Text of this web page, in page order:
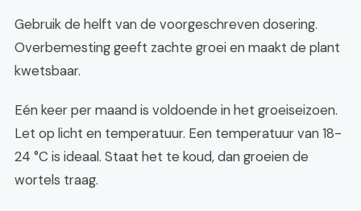
Gebruik de helft van de voorgeschreven dosering.
Overbemesting geeft zachte groei en maakt de plant
kwetsbaar.
Eén keer per maand is voldoende in het groeiseizoen.
Let op licht en temperatuur. Een temperatuur van 18-
24 °C is ideaal. Staat het te koud, dan groeien de
wortels traag.